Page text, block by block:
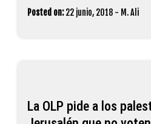
Posted on: 22 junio, 2018 - M. Ali
La OLP pide a los